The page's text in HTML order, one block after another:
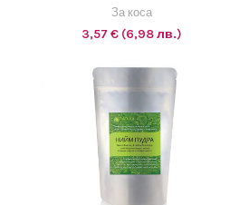
За коса
3,57 €(6,98 лв.)